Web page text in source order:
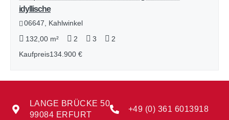
idyllische
06647, Kahlwinkel
132,00 m²
2 3
2
Kaufpreis134.900 €
LANGE BRÜCKE 50
99084 ERFURT
+49 (0) 361 6013918